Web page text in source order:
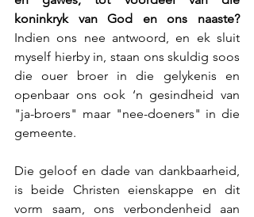
koninkryk van God en ons naaste?
Indien ons nee antwoord, en ek sluit
myself hierby in, staan ons skuldig soos
die ouer broer in die gelykenis en
openbaar ons ook ‘n gesindheid van
"ja-broers" maar "nee-doeners" in die
gemeente.
Die geloof en dade van dankbaarheid,
is beide Christen eienskappe en dit
vorm saam, ons verbondenheid aan